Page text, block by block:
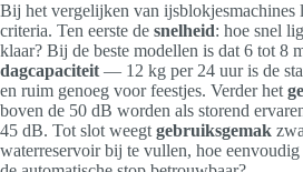
Bij het vergelijken van ijsblokjesmachines
criteria. Ten eerste de snelheid: hoe snel
klaar? Bij de beste modellen is dat 6 tot 8
dagcapaciteit — 12 kg per 24 uur is de
en ruim genoeg voor feestjes. Verder het
boven de 50 dB worden als storend
45 dB. Tot slot weegt gebruiksgemak
waterreservoir bij te vullen, hoe